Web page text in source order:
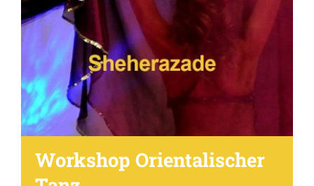
Workshop Orientalischer